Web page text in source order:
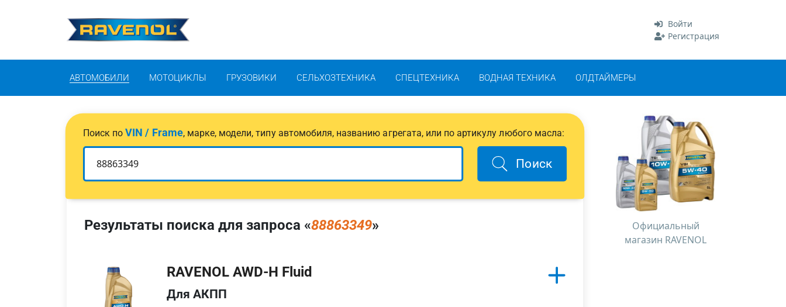
Войти
Регистрация
АВТОМОБИЛИ МОТОЦИКЛЫ ГРУЗОВИКИ СЕЛЬХОЗТЕХНИКА СПЕЦТЕХНИКА ВОДНАЯ ТЕХНИКА ОЛДТАЙМЕРЫ
Поиск поVIN / Frame, марке, модели, типу автомобиля, названию агрегата, или по артикулу любого масла:
Поиск
Результаты поиска для запроса «88863349»
RAVENOL AWD-H Fluid
Для АКПП
Официальный
магазин RAVENOL